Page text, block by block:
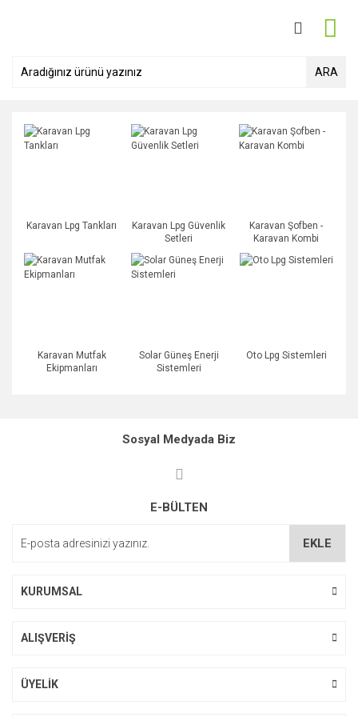
ARA
Karavan Lpg Tankları
Karavan Lpg Güvenlik
Setleri
Karavan Şofben -
Karavan Kombi
Karavan Mutfak
Ekipmanları
Solar Güneş Enerji
Sistemleri
Oto Lpg Sistemleri
Sosyal Medyada Biz
E-BÜLTEN
EKLE
KURUMSAL
ALIŞVERİŞ
ÜYELİK